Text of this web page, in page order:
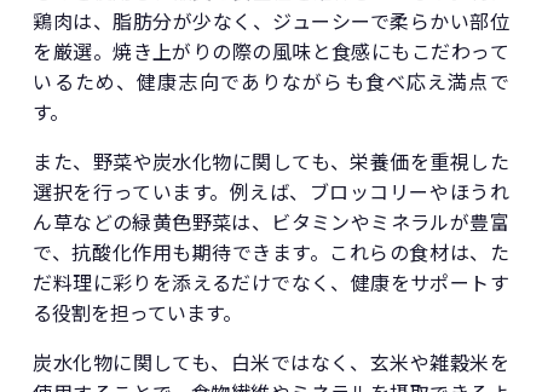
鶏肉は、脂肪分が少なく、ジューシーで柔らかい部位
を厳選。焼き上がりの際の風味と食感にもこだわって
いるため、健康志向でありながらも食べ応え満点で
す。
また、野菜や炭水化物に関しても、栄養価を重視した
選択を行っています。例えば、ブロッコリーやほうれ
ん草などの緑黄色野菜は、ビタミンやミネラルが豊富
で、抗酸化作用も期待できます。これらの食材は、た
だ料理に彩りを添えるだけでなく、健康をサポートす
る役割を担っています。
炭水化物に関しても、白米ではなく、玄米や雑穀米を